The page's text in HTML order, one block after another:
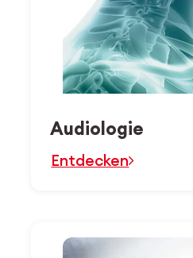
Audiologie
Entdecken